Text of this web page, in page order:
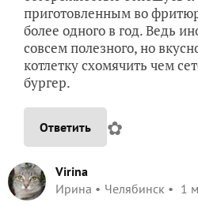
приготовленным во
более одного в год. Ведь
совсем полезного, но
котлетку схомячить чем
бургер.
Ответить ✿
Virina
Ирина
Челябинск 1